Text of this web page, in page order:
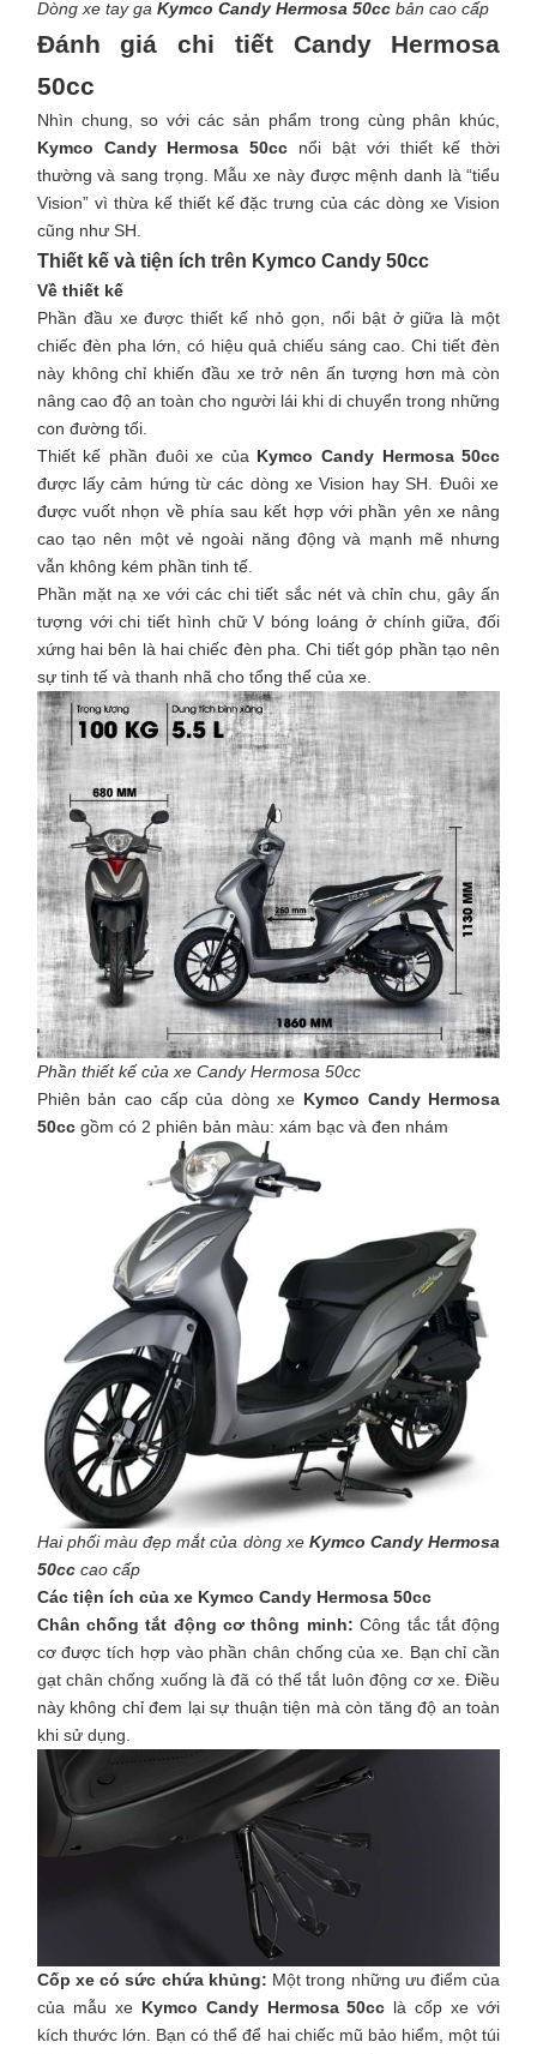
Dòng xe tay ga Kymco Candy Hermosa 50cc bản cao cấp
Đánh giá chi tiết Candy Hermosa
50cc
Nhìn chung, so với các sản phẩm trong cùng phân khúc,
Kymco Candy Hermosa 50cc nổi bật với thiết kế thời
thường và sang trọng. Mẫu xe này được mệnh danh là “tiểu
Vision” vì thừa kế thiết kế đặc trưng của các dòng xe Vision
cũng như SH.
Thiết kế và tiện ích trên Kymco Candy 50cc
Về thiết kế
Phần đầu xe được thiết kế nhỏ gọn, nổi bật ở giữa là một
chiếc đèn pha lớn, có hiệu quả chiếu sáng cao. Chi tiết đèn
này không chỉ khiến đầu xe trở nên ấn tượng hơn mà còn
nâng cao độ an toàn cho người lái khi di chuyển trong những
con đường tối.
Thiết kế phần đuôi xe của Kymco Candy Hermosa 50cc
được lấy cảm hứng từ các dòng xe Vision hay SH. Đuôi xe
được vuốt nhọn về phía sau kết hợp với phần yên xe nâng
cao tạo nên một vẻ ngoài năng động và mạnh mẽ nhưng
vẫn không kém phần tinh tế.
Phần mặt nạ xe với các chi tiết sắc nét và chỉn chu, gây ấn
tượng với chi tiết hình chữ V bóng loáng ở chính giữa, đối
xứng hai bên là hai chiếc đèn pha. Chi tiết góp phần tạo nên
sự tinh tế và thanh nhã cho tổng thể của xe.
Phần thiết kế của xe Candy Hermosa 50cc
Phiên bản cao cấp của dòng xe Kymco Candy Hermosa
50cc gồm có 2 phiên bản màu: xám bạc và đen nhám
Hai phối màu đẹp mắt của dòng xe Kymco Candy Hermosa
50cc cao cấp
Các tiện ích của xe Kymco Candy Hermosa 50cc
Chân chống tắt động cơ thông minh: Công tắc tắt động
cơ được tích hợp vào phần chân chống của xe. Bạn chỉ cần
gạt chân chống xuống là đã có thể tắt luôn động cơ xe. Điều
này không chỉ đem lại sự thuận tiện mà còn tăng độ an toàn
khi sử dụng.
Cốp xe có sức chứa khủng: Một trong những ưu điểm của
của mẫu xe Kymco Candy Hermosa 50cc là cốp xe với
kích thước lớn. Bạn có thể để hai chiếc mũ bảo hiểm, một túi